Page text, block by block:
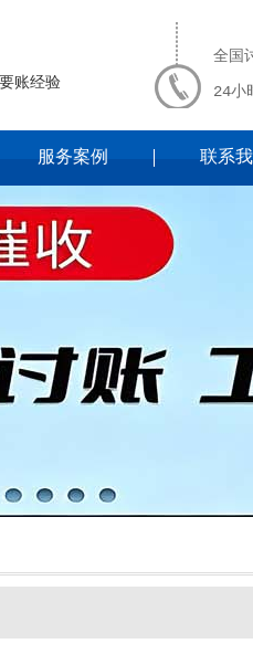
账经验
全国
24小
服务案例 联系